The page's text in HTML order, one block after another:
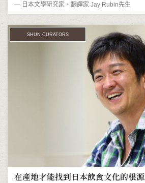
― 日本文學研究家、翻譯家 Jay Rubin先生
SHUN CURATORS
在產地才能找到日本飲食文化的根源